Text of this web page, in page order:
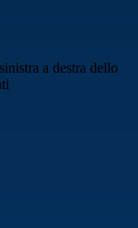
a destra dello